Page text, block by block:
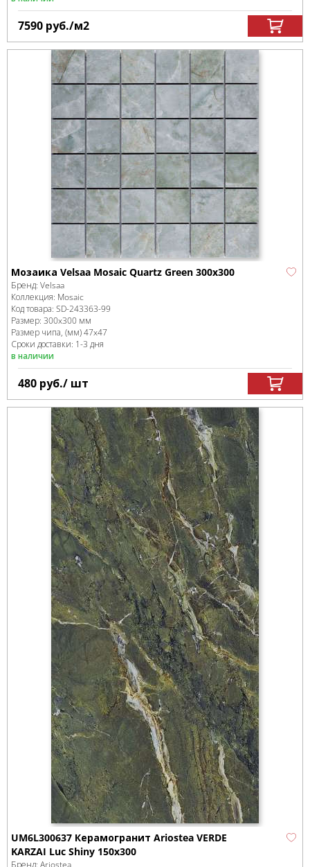
7590 руб./м2
Мозаика Velsaa Mosaic Quartz Green 300x300
Бренд: Velsaa
Коллекция: Mosaic
Код товара: SD-243363-99
Размер: 300x300 мм
Размер чипа, (мм)47x47
Сроки доставки: 1-3 дня
в наличии
480 руб./ шт
UM6L300637 Керамогранит Ariostea VERDE
KARZAI Luc Shiny 150x300
Бренд: Ariostea